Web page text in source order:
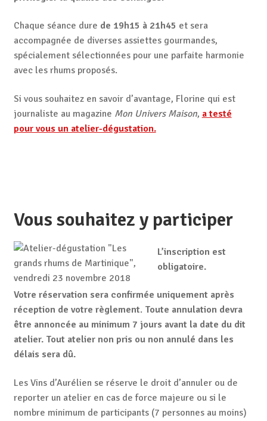
Chaque séance dure de 19h15 à 21h45 et sera
accompagnée de diverses assiettes gourmandes,
spécialement sélectionnées pour une parfaite harmonie
avec les rhums proposés.
Si vous souhaitez en savoir d’avantage, Florine qui est
journaliste au magazine Mon Univers Maison, a testé
pour vous un atelier-dégustation.
Vous souhaitez y participer
L’inscription est
obligatoire.
Votre réservation sera confirmée uniquement après
réception de votre règlement. Toute annulation devra
être annoncée au minimum 7 jours avant la date du dit
atelier. Tout atelier non pris ou non annulé dans les
délais sera dû.
Les Vins d’Aurélien se réserve le droit d’annuler ou de
reporter un atelier en cas de force majeure ou si le
nombre minimum de participants (7 personnes au moins)